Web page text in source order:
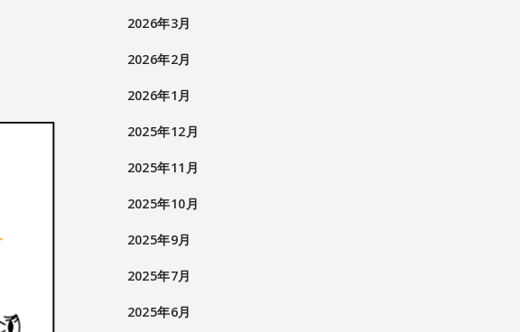
2026年3月
2026年2月
2026年1月
2025年12月
2025年11月
2025年10月
2025年9月
2025年7月
2025年6月